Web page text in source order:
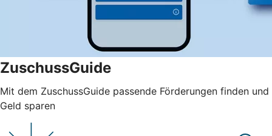
ZuschussGuide
Mit dem ZuschussGuide passende Förderungen finden und
Geld sparen